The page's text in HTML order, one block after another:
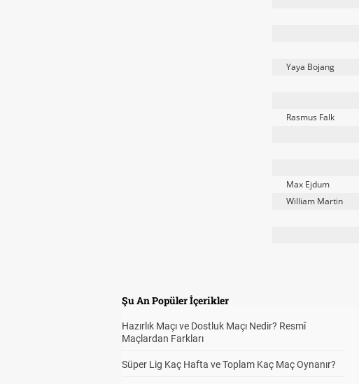
Yaya Bojang
Rasmus Falk
Max Ejdum
William Martin
Şu An Popüler İçerikler
Hazırlık Maçı ve Dostluk Maçı Nedir? Resmî
Maçlardan Farkları
Süper Lig Kaç Hafta ve Toplam Kaç Maç Oynanır?